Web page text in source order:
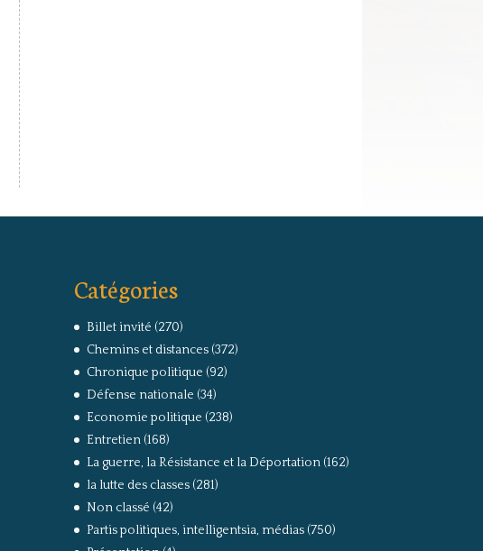
Catégories
Billet invité (270)
Chemins et distances(372)
Chronique politique (92)
Défense nationale (34)
Economie politique (238)
Entretien(168)
La guerre, la Résistance et la Déportation(162)
la lutte des classes(281)
Non classé (42)
Partis politiques, intelligentsia, médias(750)